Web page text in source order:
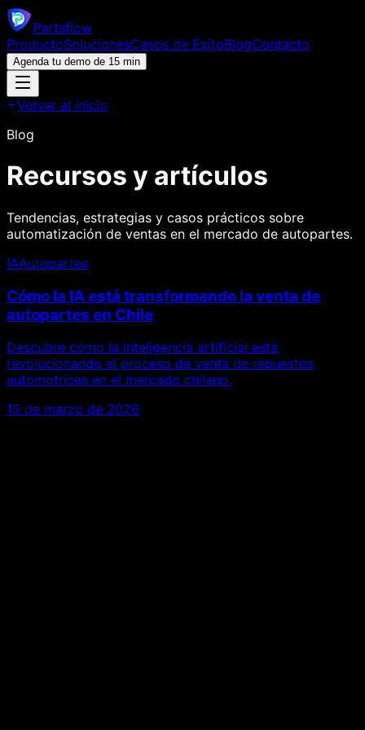
Partsflow
ProductoSolucionesCasos de ÉxitoBlogContacto
Agenda tu demo de 15 min
Volver al inicio
Blog
Recursos y artículos
Tendencias, estrategias y casos prácticos sobre
automatización de ventas en el mercado de autopartes.
IAAutopartes
Cómo la IA está transformando la venta de
autopartes en Chile
Descubre cómo la inteligencia artificial está
revolucionando el proceso de venta de repuestos
automotrices en el mercado chileno.
15 de marzo de 2026